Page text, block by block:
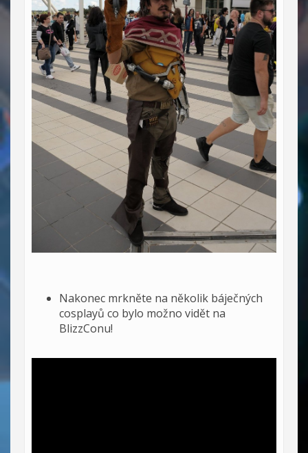
Nakonec mrkněte na několik báječných
cosplayů co bylo možno vidět na
BlizzConu!